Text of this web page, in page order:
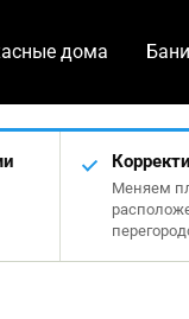
дома
Меняем